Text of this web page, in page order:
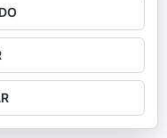
deportivas y
(tasas)
provisional)
(artículos)